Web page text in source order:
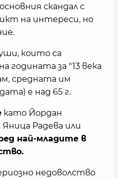
скандал с
на интереси, но
които са
годината за "13 века
средната им
е над 65 г.
като Йордан
Радева или
най-младите в
недоволство